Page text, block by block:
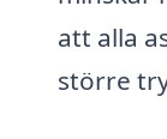
att alla
större